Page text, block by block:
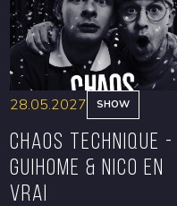
28.05.2027 SHOW
CHAOS TECHNIQUE -
GUIHOME & NICO EN
VRAI